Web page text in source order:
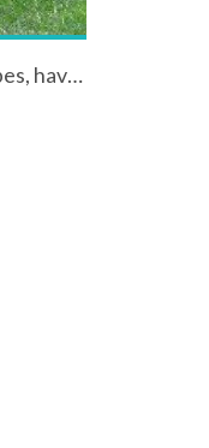
Gîte rural "Le Colombier" à Lentigny, dans la Loire en Rhône-Alpes, havre de paix dans le Roannais.